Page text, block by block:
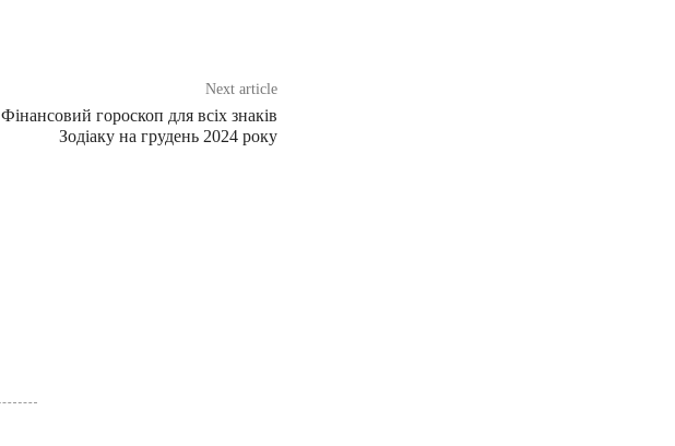
Next article
Фінансовий гороскоп для всіх знаків
Зодіаку на грудень 2024 року